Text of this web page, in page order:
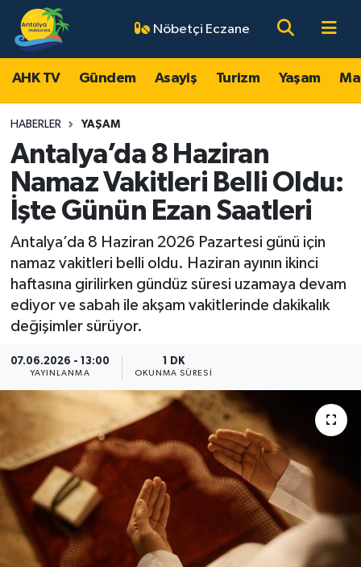
Nöbetçi Eczane
AHK TV Gündem Asayiş Turizm Yaşam
HABERLER YAŞAM
Antalya’da 8 Haziran
Namaz Vakitleri Belli Oldu:
İşte Günün Ezan Saatleri
Antalya’da 8 Haziran 2026 Pazartesi günü için
namaz vakitleri belli oldu. Haziran ayının ikinci
haftasına girilirken gündüz süresi uzamaya devam
ediyor ve sabah ile akşam vakitlerinde dakikalık
değişimler sürüyor.
07.06.2026 - 13:00
YAYINLANMA
1 DK
OKUNMA SÜRESI
AHK TV
Gündem
Asayiş
Turizm
Magazin
Ekonomi
Dünya
Resmi Reklamlar
Antalya Nöbetçi Eczaneler
Antalya Hava Durumu
Antalya Namaz Vakitleri
Antalya Trafik Yoğunluk Haritası
Tüm Manşetler
Son Dakika Haberleri